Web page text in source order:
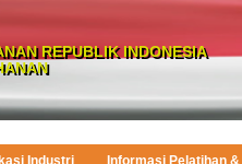
REPUBLIK INDONESIA
Industri Informasi Pelatihan